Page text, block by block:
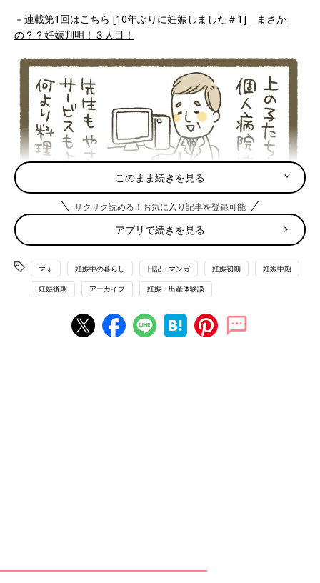
－連載第1回はこちら [10年ぶりに妊娠しました＃1] まさか
の？？妊娠判明！３人目！
このまま続きを見る
サクサク読める！お気に入り記事を登録可能
アプリで続きを見る
マォ 妊娠中の暮らし 日記・マンガ 妊娠初期 妊娠中期
妊娠後期 アーカイブ 妊娠・出産体験談